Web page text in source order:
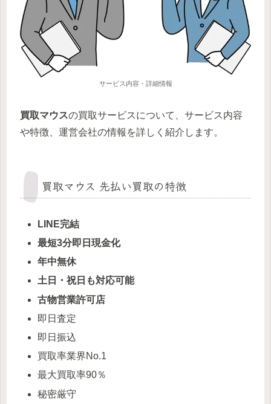
サービス内容・詳細情報
買取マウスの買取サービスについて、サービス内容
や特徴、運営会社の情報を詳しく紹介します。
買取マウス 先払い買取の特徴
LINE完結
最短3分即日現金化
年中無休
土日・祝日も対応可能
古物営業許可店
即日査定
即日振込
買取率業界No.1
最大買取率90％
秘密厳守